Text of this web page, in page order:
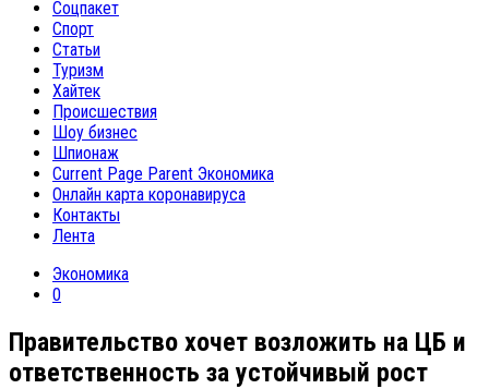
Соцпакет
Спорт
Статьи
Туризм
Хайтек
Происшествия
Шоу бизнес
Шпионаж
Current Page Parent Экономика
Онлайн карта коронавируса
Контакты
Лента
Экономика
0
Правительство хочет возложить на ЦБ и
ответственность за устойчивый рост